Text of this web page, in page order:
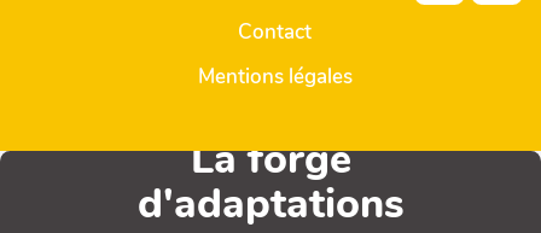
Contact
Mentions légales
La forge
d'adaptations